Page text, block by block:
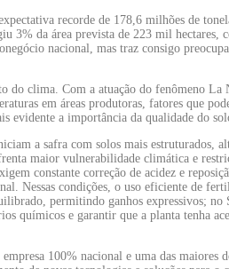
recorde de 178,6 milhões de
3% da área prevista de 223 mil hectares,
nacional, mas traz consigo
do clima. Com a atuação do fenômeno La
em áreas produtoras, fatores que
evidente a importância da qualidade do
a safra com solos mais estruturados,
maior vulnerabilidade climática e
constante correção de acidez e
Nessas condições, o uso eficiente de
permitindo ganhos expressivos;
químicos e garantir que a planta tenha
100% nacional e uma das maiores